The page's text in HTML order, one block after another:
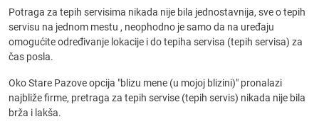
Potraga za tepih servisima nikada nije bila jednostavnija, sve o tepih
servisu na jednom mestu , neophodno je samo da na uređaju
omogućite određivanje lokacije i do tepiha servisa (tepih servisa) za
čas posla.
Oko Stare Pazove opcija "blizu mene (u mojoj blizini)" pronalazi
najbliže firme, pretraga za tepih servise (tepih servis) nikada nije bila
brža i lakša.